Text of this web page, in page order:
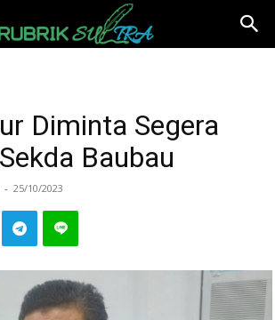
Diminta Segera
Baubau
- 25/10/2023